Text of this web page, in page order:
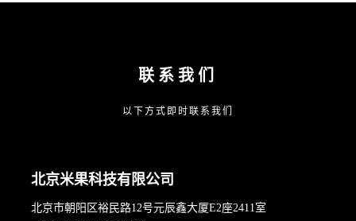
联系我们
以下方式即时联系我们
北京米果科技有限公司
北京市朝阳区裕民路12号元辰鑫大厦E2座2411室